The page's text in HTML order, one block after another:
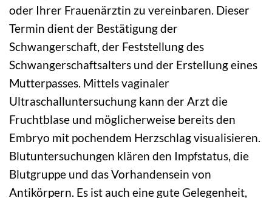
oder Ihrer Frauenärztin zu vereinbaren. Dieser
Termin dient der Bestätigung der
Schwangerschaft, der Feststellung des
Schwangerschaftsalters und der Erstellung eines
Mutterpasses. Mittels vaginaler
Ultraschalluntersuchung kann der Arzt die
Fruchtblase und möglicherweise bereits den
Embryo mit pochendem Herzschlag visualisieren.
Blutuntersuchungen klären den Impfstatus, die
Blutgruppe und das Vorhandensein von
Antikörpern. Es ist auch eine gute Gelegenheit,